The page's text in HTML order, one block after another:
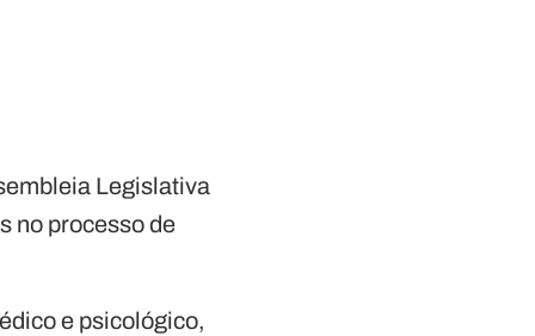
Legislativa
no processo de
e psicológico,